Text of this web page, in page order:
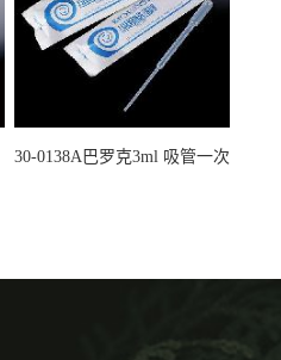
30-0138A巴罗克3ml 吸管一次